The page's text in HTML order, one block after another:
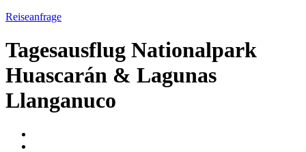
Reiseanfrage
Tagesausflug Nationalpark
Huascarán & Lagunas
Llanganuco